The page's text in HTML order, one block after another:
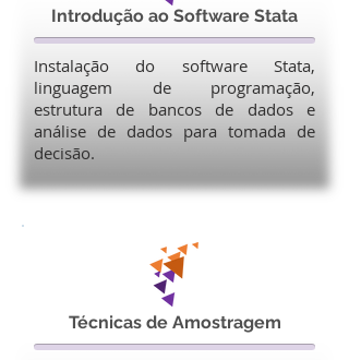
Introdução ao Software Stata
Instalação do software Stata,
linguagem de programação,
estrutura de bancos de dados e
análise de dados para tomada de
decisão.
Técnicas de Amostragem